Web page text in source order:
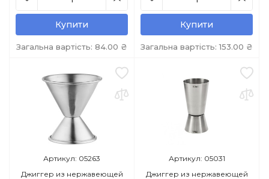
Купити
Загальна вартість: 84.00 ₴
Купити
Загальна вартість:153.00 ₴
Артикул: 05263
Джиггер из нержавеющей
Артикул: 05031
Джиггер из нержавеющей